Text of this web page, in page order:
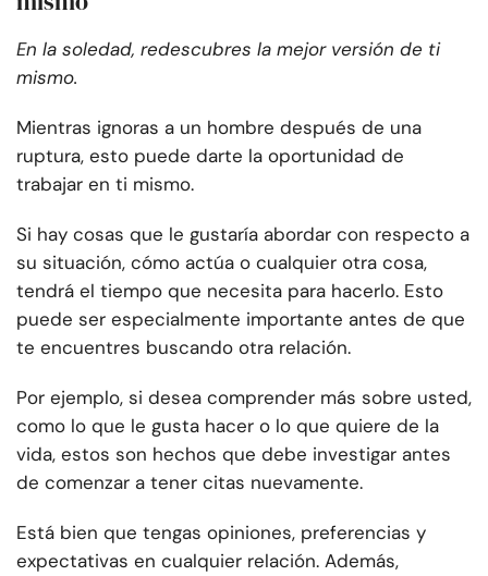
En la soledad, redescubres la mejor versión de ti
mismo.
Mientras ignoras a un hombre después de una
ruptura, esto puede darte la oportunidad de
trabajar en ti mismo.
Si hay cosas que le gustaría abordar con respecto a
su situación, cómo actúa o cualquier otra cosa,
tendrá el tiempo que necesita para hacerlo. Esto
puede ser especialmente importante antes de que
te encuentres buscando otra relación.
Por ejemplo, si desea comprender más sobre usted,
como lo que le gusta hacer o lo que quiere de la
vida, estos son hechos que debe investigar antes
de comenzar a tener citas nuevamente.
Está bien que tengas opiniones, preferencias y
expectativas en cualquier relación. Además,